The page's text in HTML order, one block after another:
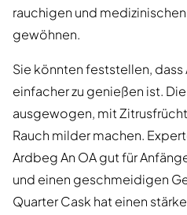
rauchigen und
gewöhnen.
Sie könnten feststellen, dass
einfacher zu genießen ist.
ausgewogen, mit
Rauch milder machen.
Ardbeg An OA gut für
und einen geschmeidigen
Quarter Cask hat einen